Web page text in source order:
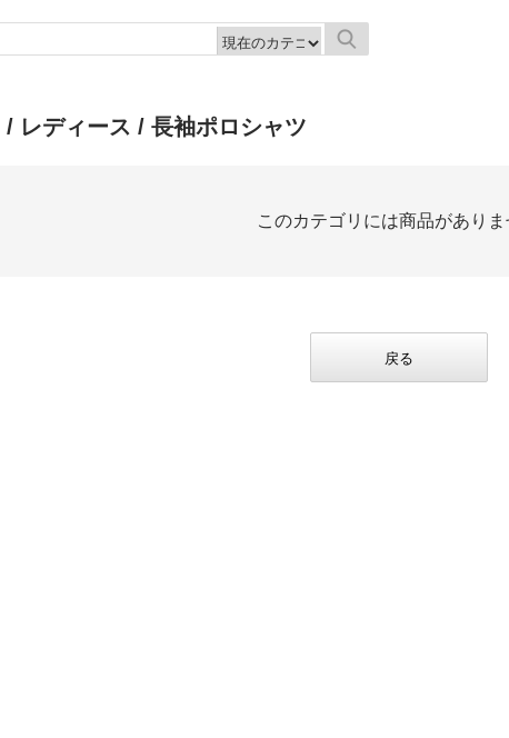
/ レディース / 長袖ポロシャツ
このカテゴリには商品がありま
戻る